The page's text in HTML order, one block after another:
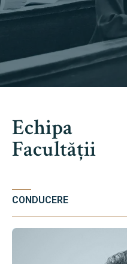
Echipa
Facultății
CONDUCERE